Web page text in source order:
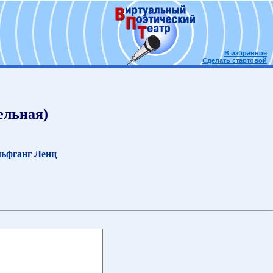
В избранное
Сделать стартовой
Ленц